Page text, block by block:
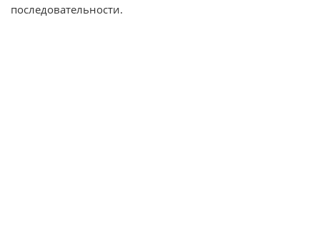
последовательности.